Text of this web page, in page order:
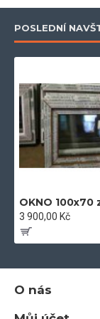
nadstandartní
- zašikmené
- dvě
- záruka 5let
- plně rozvinutá
technických
POSLEDNÍ
OKNO 100x70
3 900,00 Kč
O nás